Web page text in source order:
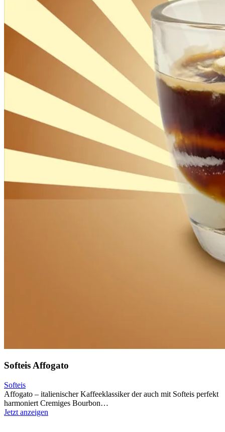
Softeis Affogato
Softeis
Affogato – italienischer Kaffeeklassiker der auch mit Softeis perfekt
harmoniert Cremiges Bourbon…
Jetzt anzeigen